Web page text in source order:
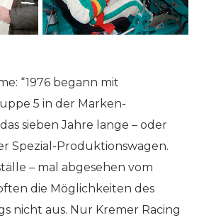
“1976 begann mit
5 in der Marken-
sieben Jahre lange – oder
Spezial-Produktionswagen.
– mal abgesehen vom
die Möglichkeiten des
nicht aus. Nur Kremer Racing